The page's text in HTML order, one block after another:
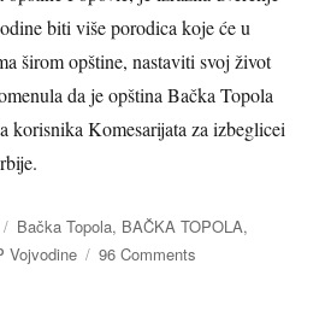
biti više porodica koje će u
širomopštine, nastaviti svoj život
da je opština Bačka Topola
korisnika Komesarijata za izbeglicei
Categories
Bačka Topola, BAČKA TOPOLA,
Vojvodine 96 Comments